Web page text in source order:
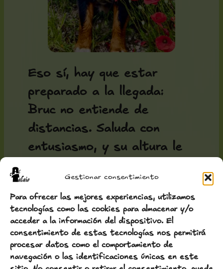
Gestionar consentimiento
Para ofrecer las mejores experiencias, utilizamos
tecnologías como las cookies para almacenar y/o
acceder a la información del dispositivo. El
consentimiento de estas tecnologías nos permitirá
procesar datos como el comportamiento de
navegación o las identificaciones únicas en este
Eso sí, hay que estar
preparado a la llegada:
Bruc no entiende de
distancias. Saluda con
entusiasmo, y su altura le
de la cara. Es su manera —
directa y sincera— de dar
la bienvenida.